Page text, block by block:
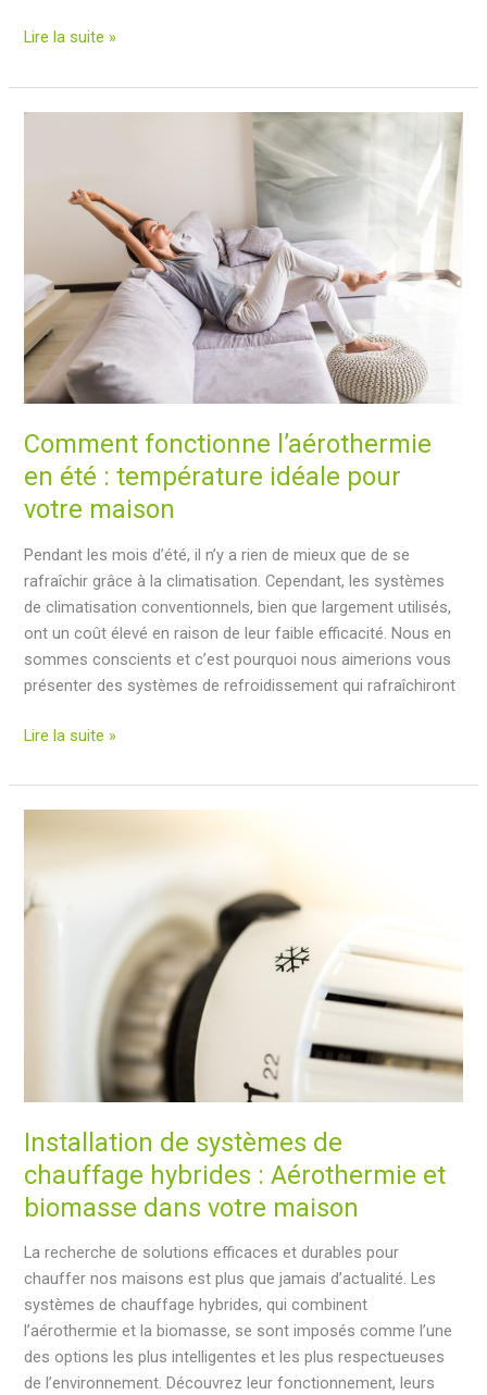
Prix
l’aérothermie
pour
appartements
par
mètre
carré
(mis
à
jour
2025)
Lire la suite »
Comment fonctionne l’aérothermie
en été : température idéale pour
votre maison
Pendant les mois d’été, il n’y a rien de mieux que de se
rafraîchir grâce à la climatisation. Cependant, les systèmes
de climatisation conventionnels, bien que largement utilisés,
ont un coût élevé en raison de leur faible efficacité. Nous en
sommes conscients et c’est pourquoi nous aimerions vous
présenter des systèmes de refroidissement qui rafraîchiront
Comment
l’aérothermie
en
température
idéale
Lire la suite »
Installation de systèmes de
chauffage hybrides : Aérothermie et
biomasse dans votre maison
La recherche de solutions efficaces et durables pour
chauffer nos maisons est plus que jamais d’actualité. Les
systèmes de chauffage hybrides, qui combinent
l’aérothermie et la biomasse, se sont imposés comme l’une
des options les plus intelligentes et les plus respectueuses
de l’environnement. Découvrez leur fonctionnement, leurs